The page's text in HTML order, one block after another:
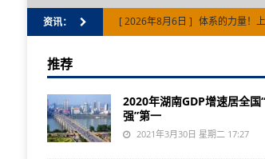
资讯： [ 2026年8月6日 ] 体系的力量！
[ 2026年8月5日 ] 张家界市避暑
[ 2026年8月5日 ] 湘江新区蝉联
[ 2026年8月7日 ] 邵阳市以侨聚
推荐
2020年湖南GDP增速居全国
强”第一
2021年3月30日 星期二 17:27